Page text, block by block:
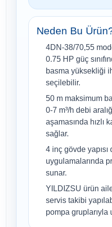
Neden Bu
4DN-38/70,55
0.75 HP güç
basma yüksekliği
seçilebilir.
50 m maksimum
0-7 m³/h debi
aşamasında hızlı
sağlar.
4 inç gövde yapısı
uygulamalarında
sunar.
YILDIZSU ürün
servis takibi
pompa gruplarıyla